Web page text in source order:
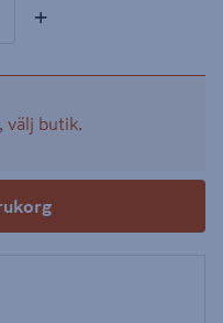
+
välj butik.